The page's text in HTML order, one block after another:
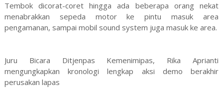
Tembok dicorat-coret hingga ada beberapa orang nekat
menabrakkan sepeda motor ke pintu masuk area
pengamanan, sampai mobil sound system juga masuk ke area.
Juru Bicara Ditjenpas Kemenimipas, Rika Aprianti
mengungkapkan kronologi lengkap aksi demo berakhir
perusakan lapas